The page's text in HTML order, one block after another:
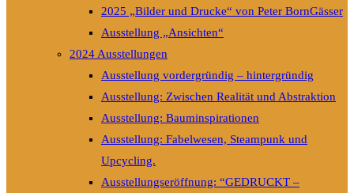
2025 „Bilder und Drucke“ von Peter BornGässer
Ausstellung „Ansichten“
2024 Ausstellungen
Ausstellung vordergründig – hintergründig
Ausstellung: Zwischen Realität und Abstraktion
Ausstellung: Bauminspirationen
Ausstellung: Fabelwesen, Steampunk und
Upcycling.
Ausstellungseröffnung: “GEDRUCKT –